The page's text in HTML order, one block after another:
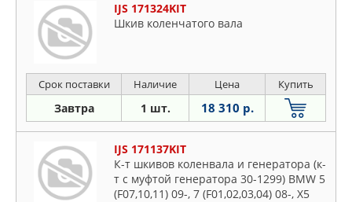
IJS 171324KIT
Шкив коленчатого вала
Срок поставки Наличие Цена Купить
Завтра 1 шт. 18 310 р.
IJS 171137KIT
К-т шкивов коленвала и генератора (к-
т с муфтой генератора 30-1299) BMW 5
(F07,10,11) 09-, 7 (F01,02,03,04) 08-, X5